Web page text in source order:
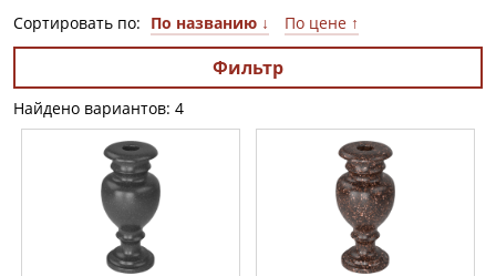
Сортировать по: По названию ↓ По цене ↑
Фильтр
Найдено вариантов: 4